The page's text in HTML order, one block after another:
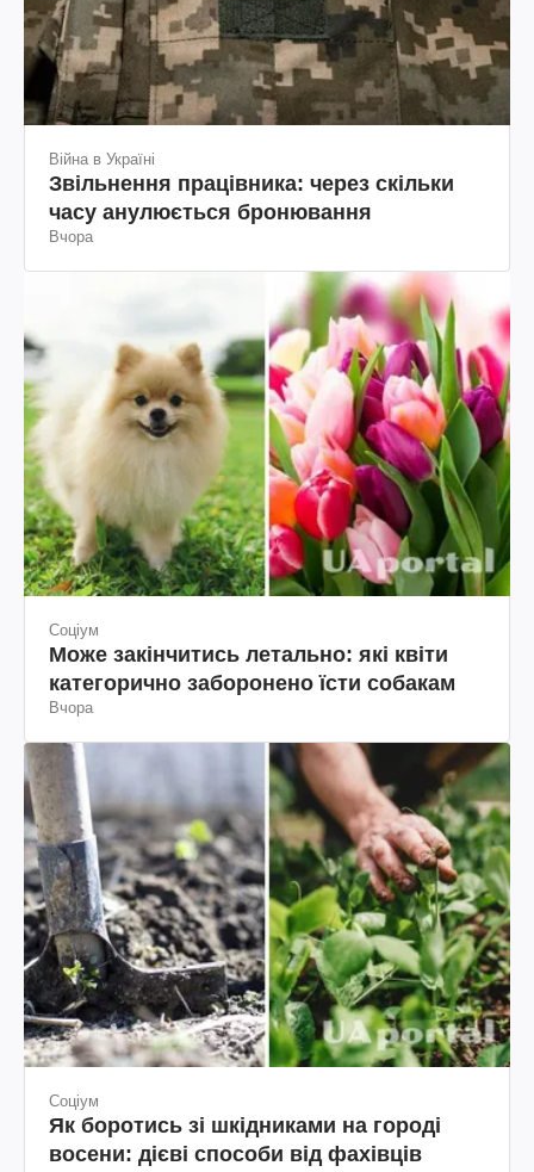
Війна в Україні
Звільнення працівника: через скільки
часу анулюється бронювання
Вчора
Соціум
Може закінчитись летально: які квіти
категорично заборонено їсти собакам
Вчора
Соціум
Як боротись зі шкідниками на городі
восени: дієві способи від фахівців